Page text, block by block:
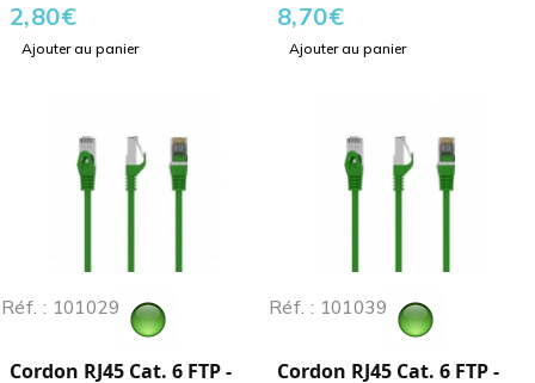
2,80€
Ajouter au panier
8,70€
Ajouter au panier
Réf. : 101029
Cordon RJ45 Cat. 6 FTP -
Réf. : 101039
Cordon RJ45 Cat. 6 FTP -